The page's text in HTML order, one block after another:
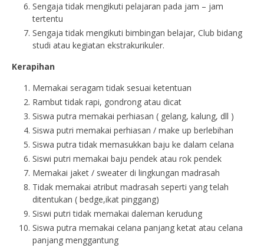
Sengaja tidak mengikuti pelajaran pada jam – jam
tertentu
Sengaja tidak mengikuti bimbingan belajar, Club bidang
studi atau kegiatan ekstrakurikuler.
Kerapihan
Memakai seragam tidak sesuai ketentuan
Rambut tidak rapi, gondrong atau dicat
Siswa putra memakai perhiasan ( gelang, kalung, dll )
Siswa putri memakai perhiasan / make up berlebihan
Siswa putra tidak memasukkan baju ke dalam celana
Siswi putri memakai baju pendek atau rok pendek
Memakai jaket / sweater di lingkungan madrasah
Tidak memakai atribut madrasah seperti yang telah
ditentukan ( bedge,ikat pinggang)
Siswi putri tidak memakai daleman kerudung
Siswa putra memakai celana panjang ketat atau celana
panjang menggantung